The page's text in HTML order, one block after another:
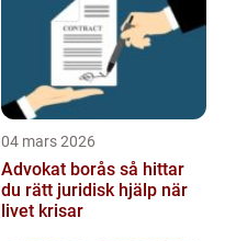
04 mars 2026
Advokat borås så hittar
du rätt juridisk hjälp när
livet krisar